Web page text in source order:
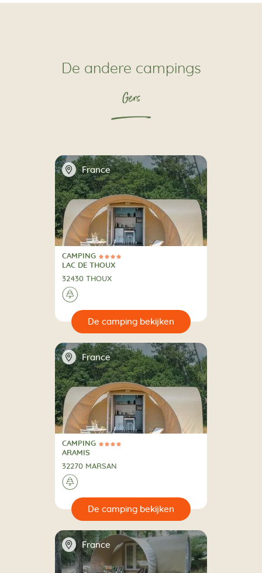
De andere campings
Gers
📍 France
4 Sterren
CAMPING
CAMPING
LAC DE THOUX
32430 THOUX
🌲
📍 France
4 Sterren
CAMPING
CAMPING
ARAMIS
32270 MARSAN
🌲
📍 France